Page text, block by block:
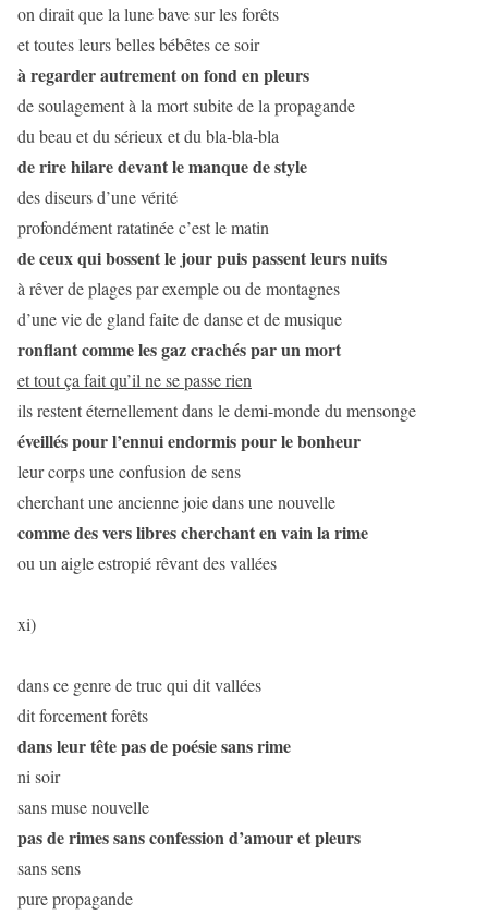
on dirait que la lune bave sur les forêts
et toutes leurs belles bébêtes ce soir
à regarder autrement on fond en pleurs
de soulagement à la mort subite de la propagande
du beau et du sérieux et du bla-bla-bla
de rire hilare devant le manque de style
des diseurs d’une vérité
profondément ratatinée c’est le matin
de ceux qui bossent le jour puis passent leurs nuits
à rêver de plages par exemple ou de montagnes
d’une vie de gland faite de danse et de musique
ronflant comme les gaz crachés par un mort
et tout ça fait qu’il ne se passe rien
ils restent éternellement dans le demi-monde du mensonge
éveillés pour l’ennui endormis pour le bonheur
leur corps une confusion de sens
cherchant une ancienne joie dans une nouvelle
comme des vers libres cherchant en vain la rime
ou un aigle estropié rêvant des vallées
xi)
dans ce genre de truc qui dit vallées
dit forcement forêts
dans leur tête pas de poésie sans rime
ni soir
sans muse nouvelle
pas de rimes sans confession d’amour et pleurs
sans sens
pure propagande